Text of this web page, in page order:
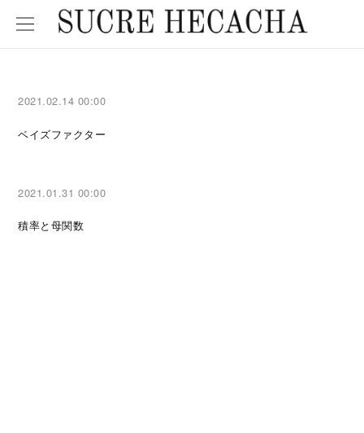
2021.02.14 00:00
ベイズファクター
2021.01.31 00:00
積率と母関数